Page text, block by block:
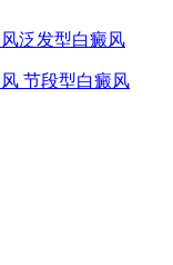
泛发型白癜风
节段型白癜风